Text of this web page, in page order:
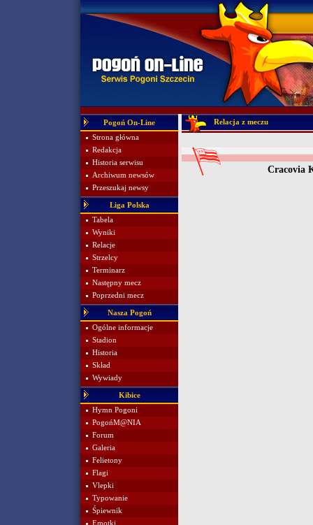
Pogoń On-Line
Strona główna
Redakcja
Historia serwisu
Archiwum newsów
Przeszukaj newsy
Liga Polska
Tabela
Wyniki
Relacje
Strzelcy
Terminarz
Następny mecz
Poprzedni mecz
Nasza Pogoń
Ogólne informacje
Stadion
Historia
Skład
Wywiady
Kibice
Hymn Pogoni
PogońM@NIA
Forum
Galeria
Felietony
Flagi
Vlepki
Typowanie
Śpiewnik
Emotki
Relacja z meczu
Cracovia